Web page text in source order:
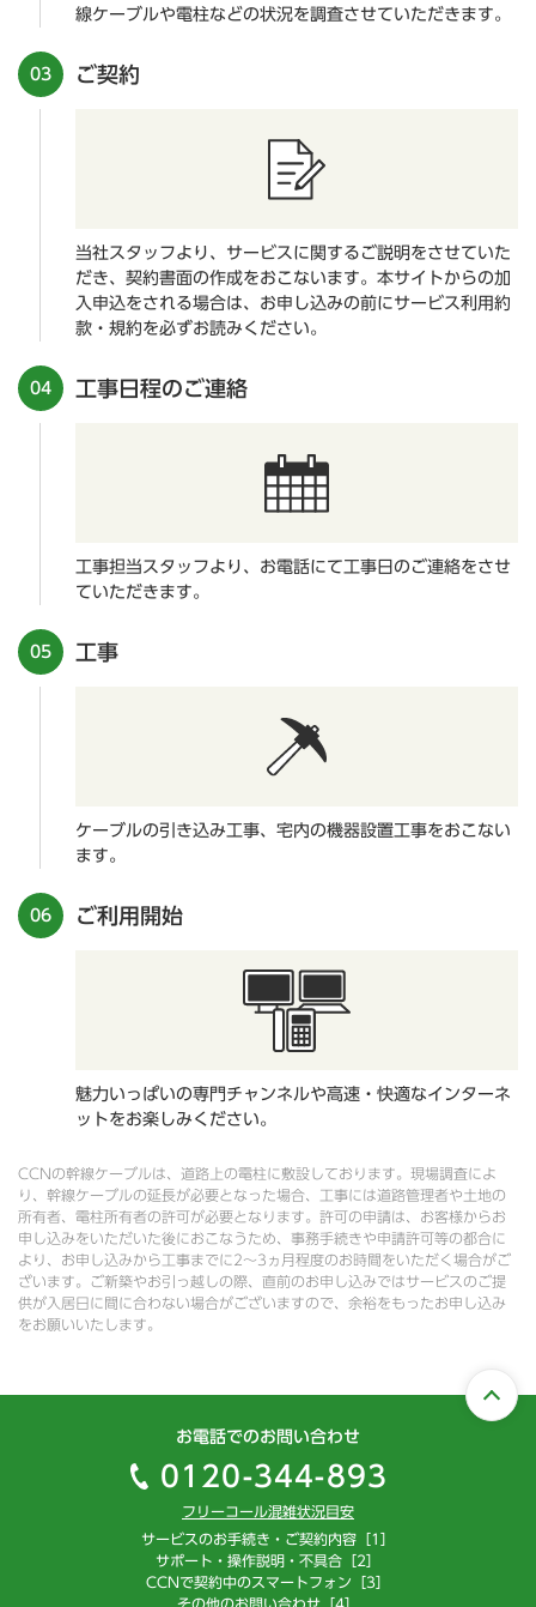
線ケーブルや電柱などの状況を調査させていただきます。
03 ご契約
当社スタッフより、サービスに関するご説明をさせていた
だき、契約書面の作成をおこないます。本サイトからの加
入申込をされる場合は、お申し込みの前にサービス利用約
款・規約を必ずお読みください。
04 工事日程のご連絡
工事担当スタッフより、お電話にて工事日のご連絡をさせ
ていただきます。
05 工事
ケーブルの引き込み工事、宅内の機器設置工事をおこない
ます。
06 ご利用開始
魅力いっぱいの専門チャンネルや高速・快適なインターネ
ットをお楽しみください。
CCNの幹線ケーブルは、道路上の電柱に敷設しております。現場調査によ
り、幹線ケーブルの延長が必要となった場合、工事には道路管理者や土地の
所有者、電柱所有者の許可が必要となります。許可の申請は、お客様からお
申し込みをいただいた後におこなうため、事務手続きや申請許可等の都合に
より、お申し込みから工事までに2～3ヵ月程度のお時間をいただく場合がご
ざいます。ご新築やお引っ越しの際、直前のお申し込みではサービスのご提
供が入居日に間に合わない場合がございますので、余裕をもったお申し込み
をお願いいたします。
お電話でのお問い合わせ
0120-344-893
フリーコール混雑状況目安
サービスのお手続き・ご契約内容［1］
サポート・操作説明・不具合［2］
CCNで契約中のスマートフォン［3］
その他のお問い合わせ［4］